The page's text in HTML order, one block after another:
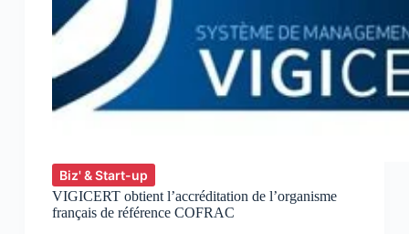
Biz' & Start-up
VIGICERT obtient l’accréditation de l’organisme
français de référence COFRAC